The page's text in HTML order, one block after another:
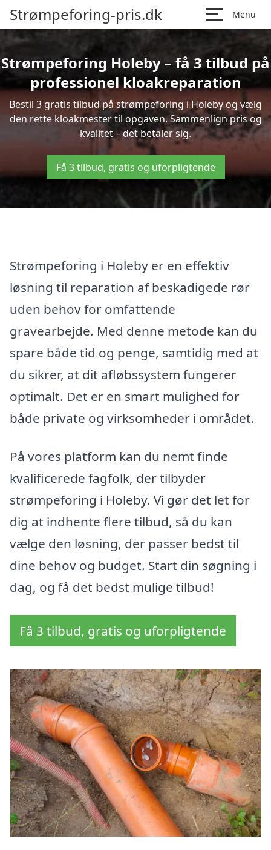
Strømpeforing-pris.dk Menu
Strømpeforing Holeby – få 3 tilbud på
professionel kloakreparation
Bestil 3 gratis tilbud på strømpeforing i Holeby og vælg
den rette kloakmester til opgaven. Sammenlign pris og
kvalitet – det betaler sig.
Få 3 tilbud, gratis og uforpligtende
Strømpeforing i Holeby er en effektiv
løsning til reparation af beskadigede rør
uden behov for omfattende
gravearbejde. Med denne metode kan du
spare både tid og penge, samtidig med at
du sikrer, at dit afløbssystem fungerer
optimalt. Det er en smart mulighed for
både private og virksomheder i området.
På vores platform kan du nemt finde
kvalificerede fagfolk, der tilbyder
strømpeforing i Holeby. Vi gør det let for
dig at indhente flere tilbud, så du kan
vælge den løsning, der passer bedst til
dine behov og budget. Start din søgning i
dag, og få det bedst mulige tilbud!
Få 3 tilbud, gratis og uforpligtende